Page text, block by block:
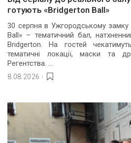
готують «Bridgerton Ball»
30 серпня в Ужгородському замку
Ball» – тематичний бал,
Bridgerton. На гостей
тематичні локації, маски та
Регентства. ...
8.08.2026